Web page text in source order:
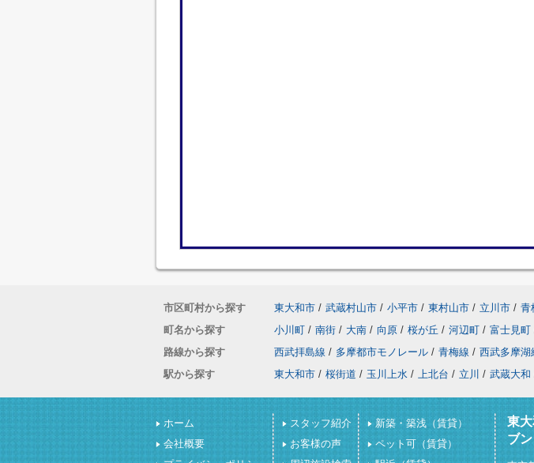
市区町村から探す 東大和市 / 武蔵村山市 / 小平市 / 東村山市 / 立川市 / 青
町名から探す
小川町 / 南街 / 大南 / 向原 / 桜が丘 / 河辺町 / 富士見町
路線から探す
西武拝島線 / 多摩都市モノレール / 青梅線 / 西武多摩湖
駅から探す
東大和市 / 桜街道 / 玉川上水 / 上北台 / 立川 / 武蔵大和
ホーム
会社概要
スタッフ紹介
お客様の声
新築・築浅（賃貸）
ペット可（賃貸）
東
ブン